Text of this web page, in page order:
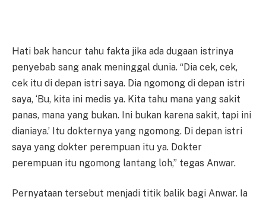
Hati bak hancur tahu fakta jika ada dugaan istrinya
penyebab sang anak meninggal dunia. “Dia cek, cek,
cek itu di depan istri saya. Dia ngomong di depan istri
saya, ‘Bu, kita ini medis ya. Kita tahu mana yang sakit
panas, mana yang bukan. Ini bukan karena sakit, tapi ini
dianiaya.’ Itu dokternya yang ngomong. Di depan istri
saya yang dokter perempuan itu ya. Dokter
perempuan itu ngomong lantang loh,” tegas Anwar.
Pernyataan tersebut menjadi titik balik bagi Anwar. Ia